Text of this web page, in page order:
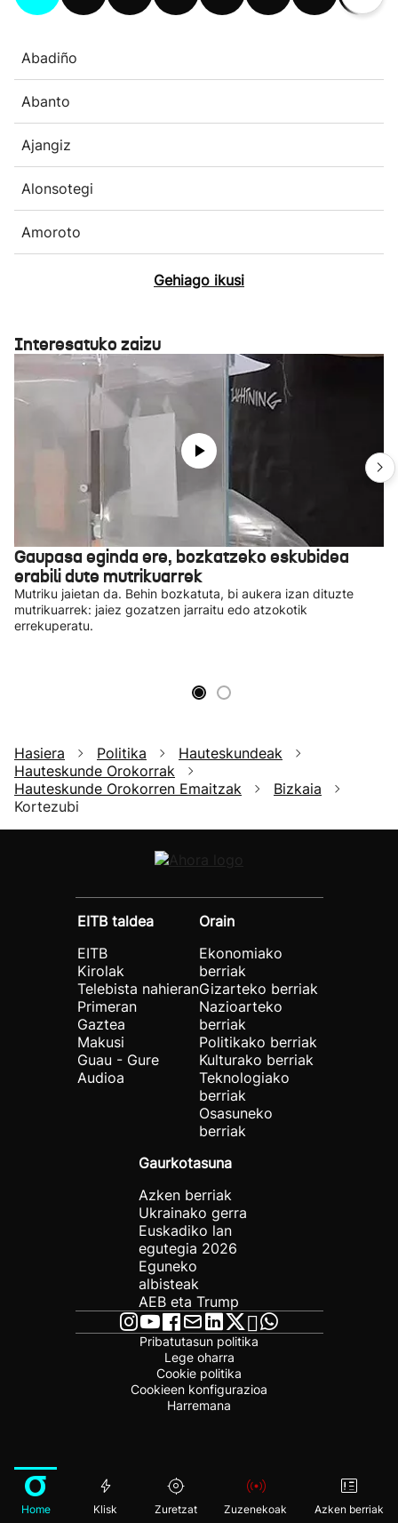
Abadiño
Abanto
Ajangiz
Alonsotegi
Amoroto
Gehiago ikusi
Interesatuko zaizu
Gaupasa eginda ere, bozkatzeko eskubidea
erabili dute mutrikuarrek
Mutriku jaietan da. Behin bozkatuta, bi aukera izan dituzte
mutrikuarrek: jaiez gozatzen jarraitu edo atzokotik
errekuperatu.
Hasiera Politika
Hauteskundeak
Hauteskunde Orokorrak
Hauteskunde Orokorren Emaitzak
Bizkaia
Kortezubi
EITB taldea
EITB
Kirolak
Telebista nahieran
Primeran
Gaztea
Makusi
Guau - Gure
Audioa
Orain
Ekonomiako
berriak
Gizarteko berriak
Nazioarteko
berriak
Politikako berriak
Kulturako berriak
Teknologiako
berriak
Osasuneko
berriak
Gaurkotasuna
Azken berriak
Ukrainako gerra
Euskadiko lan
egutegia 2026
Eguneko
albisteak
AEB eta Trump
Pribatutasun politika
Lege oharra
Cookie politika
Cookieen konfigurazioa
Harremana
Home Klisk Zuretzat Zuzenekoak Azken berriak